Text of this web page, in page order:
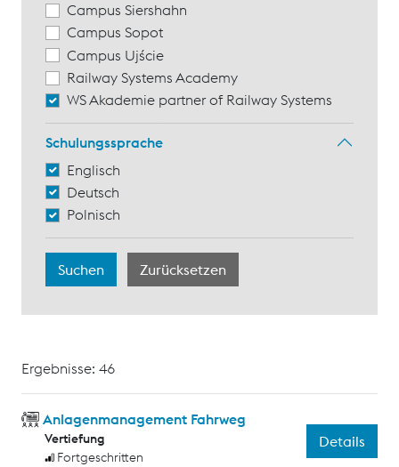
Campus Siershahn
Campus Sopot
Campus Ujście
Railway Systems Academy
WS Akademie partner of Railway Systems
Schulungssprache
Englisch
Deutsch
Polnisch
Ergebnisse: 46
Anlagenmanagement Fahrweg
Vertiefung
Fortgeschritten
Details